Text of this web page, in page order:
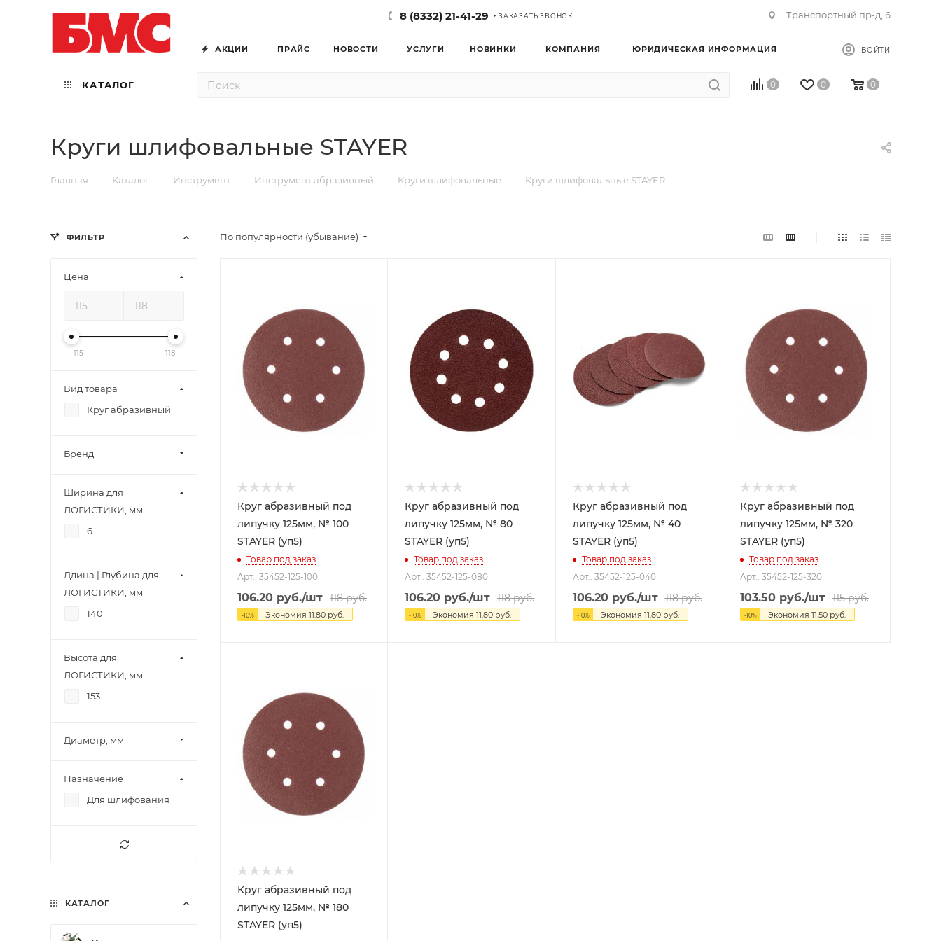
8 (8332) 21-41-29 ЗАКАЗАТЬ ЗВОНОК Транспортный пр-д, 6
АКЦИИ ПРАЙС НОВОСТИ УСЛУГИ НОВИНКИ КОМПАНИЯ ЮРИДИЧЕСКАЯ ИНФОРМАЦИЯ ВОЙТИ
КАТАЛОГ 0 0 0
Круги шлифовальные STAYER
Главная — Каталог — Инструмент — Инструмент абразивный — Круги шлифовальные — Круги шлифовальные STAYER
По популярности (убывание)
Круг абразивный под
липучку 125мм, № 100
STAYER (уп5)
Товар под заказ
Арт.: 35452-125-100
106.20 руб./шт 118руб.
-10% Экономия 11.80 руб.
Круг абразивный под
липучку 125мм, № 80
STAYER (уп5)
Товар под заказ
Арт.: 35452-125-080
106.20 руб./шт 118руб.
-10% Экономия11.80 руб.
Круг абразивный под
липучку 125мм, № 40
STAYER (уп5)
Товар под заказ
Арт.: 35452-125-040
106.20руб./шт 118руб.
-10% Экономия 11.80руб.
Круг абразивный под
липучку 125мм, № 320
STAYER (уп5)
Товар под заказ
Арт.: 35452-125-320
103.50руб./шт 115руб.
-10% Экономия 11.50руб.
Круг абразивный под
липучку 125мм, № 180
STAYER (уп5)
ФИЛЬТР
Цена
115 118
Вид товара
Круг абразивный
Бренд
Ширина для
ЛОГИСТИКИ, мм
6
Длина | Глубина для
ЛОГИСТИКИ, мм
140
Высота для
ЛОГИСТИКИ, мм
153
Диаметр, мм
Назначение
Для шлифования
КАТАЛОГ